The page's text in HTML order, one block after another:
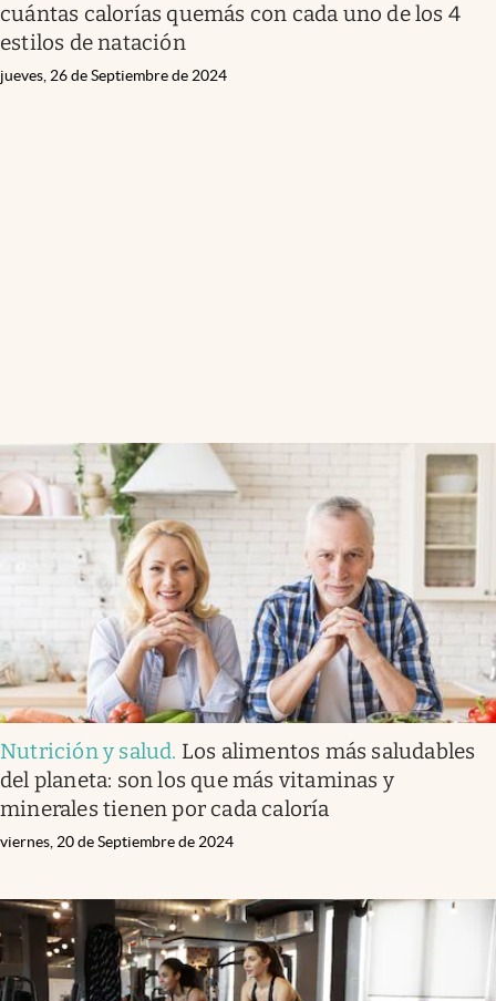
cuántas calorías quemás con cada uno de los 4
estilos de natación
jueves, 26 de Septiembre de 2024
Nutrición y salud. Los alimentos más saludables
del planeta: son los que más vitaminas y
minerales tienen por cada caloría
viernes, 20 de Septiembre de 2024